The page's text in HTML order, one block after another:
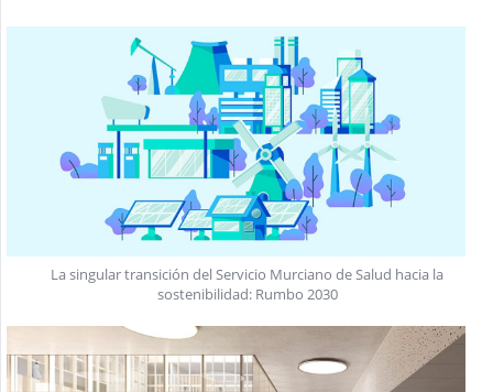
La singular transición del Servicio Murciano de Salud hacia la
sostenibilidad: Rumbo 2030